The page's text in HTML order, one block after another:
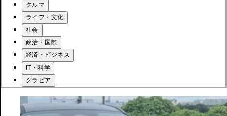
クルマ
ライフ・文化
社会
政治・国際
経済・ビジネス
IT・科学
グラビア